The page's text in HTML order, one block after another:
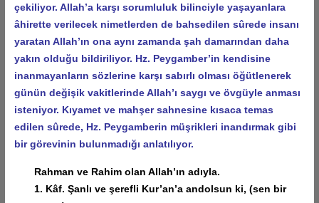
çekiliyor. Allah’a karşı sorumluluk bilinciyle yaşayanlara
âhirette verilecek nimetlerden de bahsedilen sûrede insanı
yaratan Allah’ın ona aynı zamanda şah damarından daha
yakın olduğu bildiriliyor. Hz. Peygamber’in kendisine
inanmayanların sözlerine karşı sabırlı olması öğütlenerek
günün değişik vakitlerinde Allah’ı saygı ve övgüyle anması
isteniyor. Kıyamet ve mahşer sahnesine kısaca temas
edilen sûrede, Hz. Peygamberin müşrikleri inandırmak gibi
bir görevinin bulunmadığı anlatılıyor.
Rahman ve Rahim olan Allah’ın adıyla.
1. Kâf. Şanlı ve şerefli Kur’an’a andolsun ki, (sen bir